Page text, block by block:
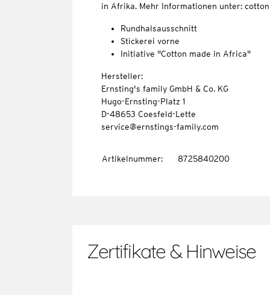
in Afrika. Mehr Informationen unter:
Rundhalsausschnitt
Stickerei vorne
Initiative "Cotton made in Africa"
Hersteller:
Ernsting's family GmbH & Co. KG
Hugo-Ernsting-Platz 1
D-48653 Coesfeld-Lette
service@ernstings-family.com
Artikelnummer: 8725840200
Zertifikate & Hinweise